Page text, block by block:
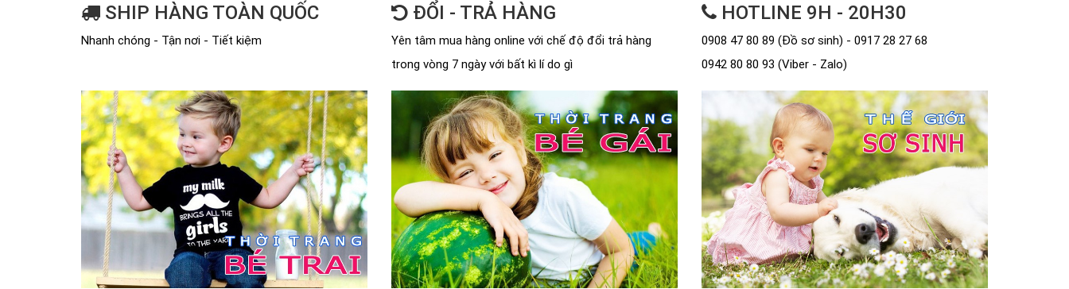
SHIP HÀNG TOÀN QUỐC
Nhanh chóng - Tận nơi - Tiết kiệm
ĐỔI - TRẢ HÀNG
Yên tâm mua hàng online với chế độ đổi trả hàng
trong vòng 7 ngày với bất kì lí do gì
HOTLINE 9H - 20H30
0908 47 80 89 (Đồ sơ sinh) - 0917 28 27 68
0942 80 80 93 (Viber - Zalo)